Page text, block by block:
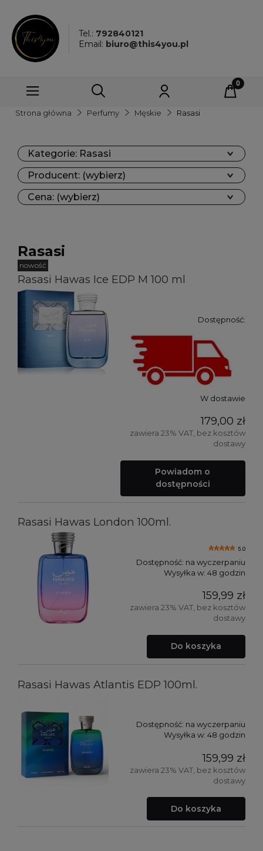
Tel.: 792840121
Email: biuro@this4you.pl
Strona główna Perfumy Męskie Rasasi
Kategorie: Rasasi
Producent: (wybierz)
Cena: (wybierz)
Rasasi
Rasasi Hawas Ice EDP M 100 ml
Dostępność:
W dostawie
179,00 zł
zawiera 23% VAT, bez kosztów
dostawy
Powiadom o
dostępności
nowość
Rasasi Hawas London 100ml.
5.0
Dostępność: na wyczerpaniu
Wysyłka w: 48 godzin
159,99 zł
zawiera 23% VAT, bez kosztów
dostawy
Do koszyka
Rasasi Hawas Atlantis EDP 100ml.
Dostępność: na wyczerpaniu
Wysyłka w: 48 godzin
159,99 zł
zawiera 23% VAT, bez kosztów
dostawy
Do koszyka